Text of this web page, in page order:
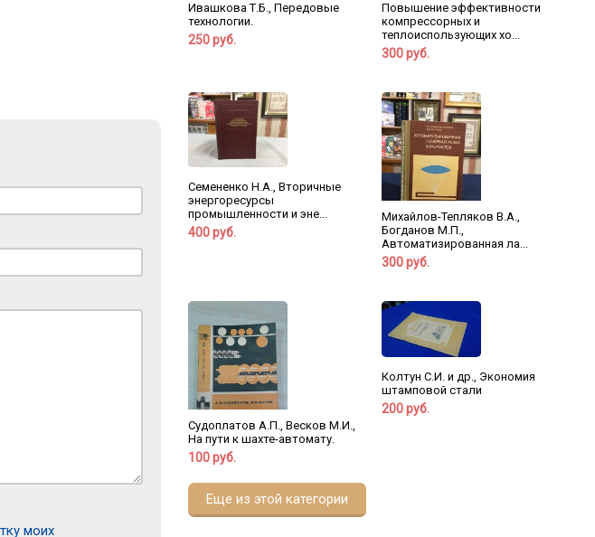
моих
Ивашкова Т.Б., Передовые
технологии.
250 руб.
Повышение эффективности
компрессорных и
теплоиспользующих хо...
300 руб.
Семененко Н.А., Вторичные
энергоресурсы
промышленности и эне...
400 руб.
Михайлов-Тепляков В.А.,
Богданов М.П.,
Автоматизированная ла...
300 руб.
Судоплатов А.П., Весков М.И.,
На пути к шахте-автомату.
100 руб.
Колтун С.И. и др., Экономия
штамповой стали
200 руб.
Еще из этой категории